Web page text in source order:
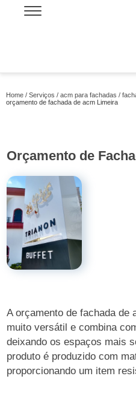
Home Serviços acm para fachadas
orçamento de fachada de acm Limeira
Orçamento de
A orçamento de fachada de
muito versátil e combina
deixando os espaços mais
produto é produzido com
proporcionando um item